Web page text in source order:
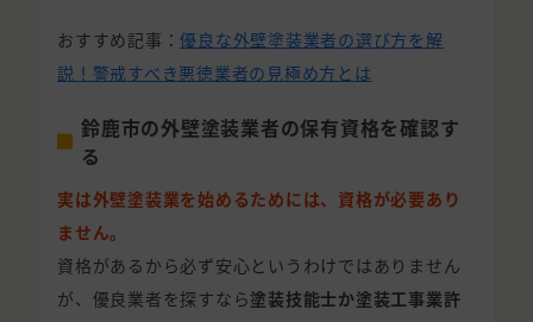
おすすめ記事：優良な外壁塗装業者の選び方を解
説！警戒すべき悪徳業者の見極め方とは
鈴鹿市の外壁塗装業者の保有資格を確認す
る
実は外壁塗装業を始めるためには、資格が必要あり
ません。
資格があるから必ず安心というわけではありません
が、優良業者を探すなら塗装技能士か塗装工事業許